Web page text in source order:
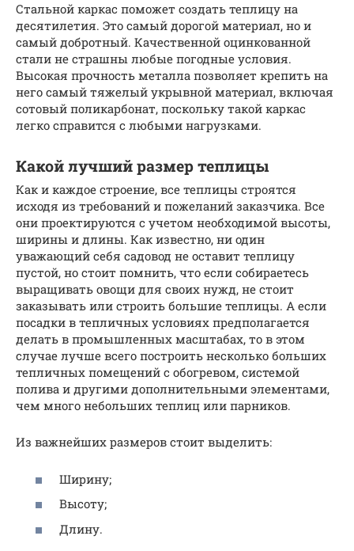
Стальной каркас поможет создать теплицу на
десятилетия. Это самый дорогой материал, но и
самый добротный. Качественной оцинкованной
стали не страшны любые погодные условия.
Высокая прочность металла позволяет крепить на
него самый тяжелый укрывной материал, включая
сотовый поликарбонат, поскольку такой каркас
легко справится с любыми нагрузками.
Какой лучший размер теплицы
Как и каждое строение, все теплицы строятся
исходя из требований и пожеланий заказчика. Все
они проектируются с учетом необходимой высоты,
ширины и длины. Как известно, ни один
уважающий себя садовод не оставит теплицу
пустой, но стоит помнить, что если собираетесь
выращивать овощи для своих нужд, не стоит
заказывать или строить большие теплицы. А если
посадки в тепличных условиях предполагается
делать в промышленных масштабах, то в этом
случае лучше всего построить несколько больших
тепличных помещений с обогревом, системой
полива и другими дополнительными элементами,
чем много небольших теплиц или парников.
Из важнейших размеров стоит выделить:
Ширину;
Высоту;
Длину.